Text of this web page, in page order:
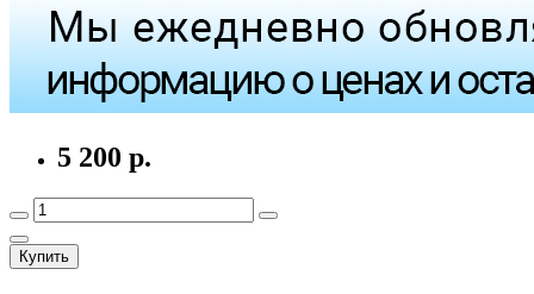
5 200 р.
Купить